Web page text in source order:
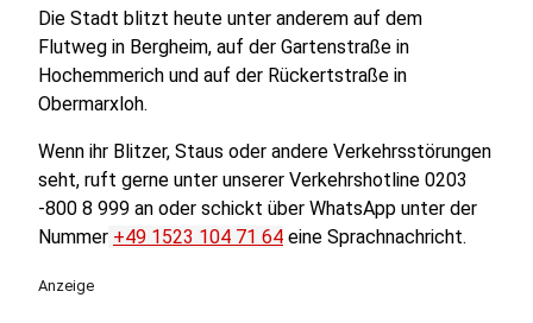
Die Stadt blitzt heute unter anderem auf dem
Flutweg in Bergheim, auf der Gartenstraße in
Hochemmerich und auf der Rückertstraße in
Obermarxloh.
Wenn ihr Blitzer, Staus oder andere Verkehrsstörungen
seht, ruft gerne unter unserer Verkehrshotline 0203
-800 8 999 an oder schickt über WhatsApp unter der
Nummer +49 1523 104 71 64 eine Sprachnachricht.
Anzeige